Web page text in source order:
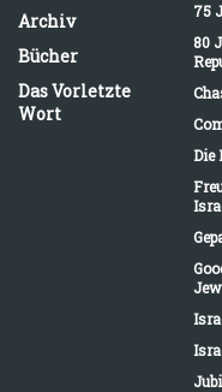
Archiv
Bücher
Das Vorletzte
Wort
75
80
Die